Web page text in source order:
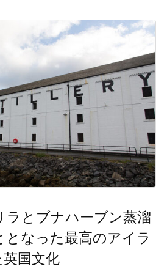
ラとブナハーブン蒸溜
となった最高のアイラ
国文化